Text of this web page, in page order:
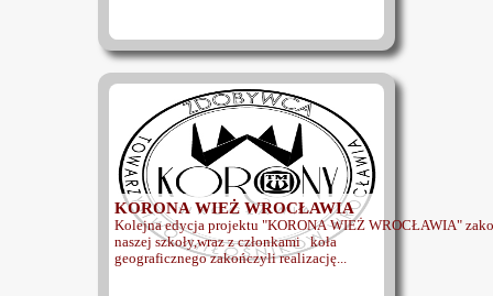
KORONA WIEŻ WROCŁAWIA
Kolejna edycja projektu "KORONA WIEŻ WROCŁAWIA"
naszej szkoły,wraz z członkami koła
geograficznego zakończyli realizację...